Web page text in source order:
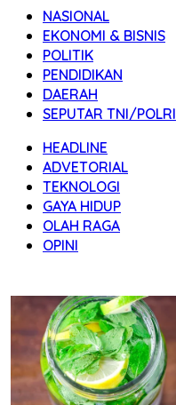
NASIONAL
EKONOMI & BISNIS
POLITIK
PENDIDIKAN
DAERAH
SEPUTAR TNI/POLRI
HEADLINE
ADVETORIAL
TEKNOLOGI
GAYA HIDUP
OLAH RAGA
OPINI